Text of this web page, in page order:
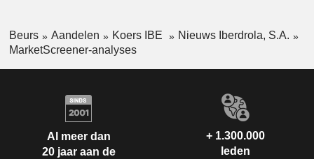
Beurs Aandelen Koers IBE
Nieuws Iberdrola, S.A.
MarketScreener-analyses
Al meer dan
20 jaar aan de
+ 1.300.000
leden